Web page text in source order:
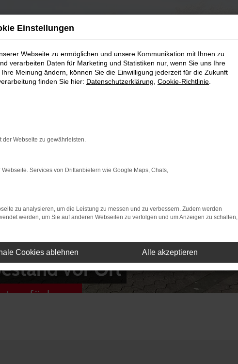
vor Ort
verfügbaren
Einstellungen
Webseite zu ermöglichen und unsere Kommunikation mit Ihnen zu
verarbeiten Daten für Marketing und Statistiken nur, wenn Sie uns Ihre
Meinung ändern, können Sie die Einwilligung jederzeit für die Zukunft
finden Sie hier: Datenschutzerklärung Cookie-Richtlinie
der Webseite zu gewährleisten.
Services von Drittanbietern wie Google Maps, Chats,
zu analysieren, um die Leistung zu messen und zu verbessern. Zudem werden
werden, um Sie auf anderen Webseiten zu verfolgen und um Anzeigen zu schalten,
Cookies ablehnen Alle akzeptieren